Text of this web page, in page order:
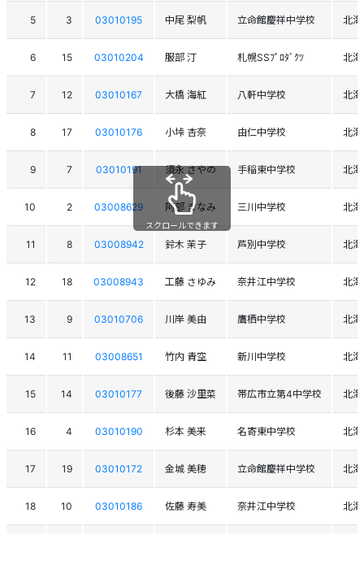
5 3 03010195 中尾 梨帆 立命館慶祥中学校 北
6 15 03010204 服部 汀 札幌SSﾌﾟﾛﾀﾞｸﾂ 北
7 12 03010167 大橋 海紅 八軒中学校 北
8 17 03010176 小垰 杏奈 由仁中学校 北
9 7 03010191 須永 さやの 手稲東中学校 北
10 2 03008629 阿部 まなみ 三川中学校 北
11 8 03008942 鈴木 茉子 芦別中学校 北
12 18 03008943 工藤 さゆみ 奈井江中学校 北
13 9 03010706 川岸 美由 鷹栖中学校 北
14 11 03008651 竹内 青空 新川中学校 北
15 14 03010177 後藤 沙里菜 帯広市立第4中学校 北
16 4 03010190 杉本 美来 名寄東中学校 北
17 19 03010172 金城 美穂 立命館慶祥中学校 北
18 10 03010186 佐藤 寿美 奈井江中学校 北
スクロールできます